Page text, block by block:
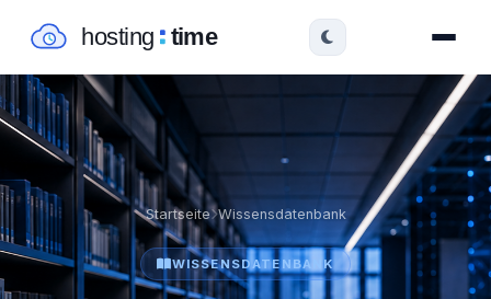
Startseite Wissensdatenbank
WISSENSDATENBANK